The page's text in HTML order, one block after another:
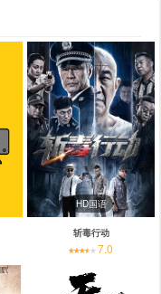
HD国语
斩毒行动
7.0